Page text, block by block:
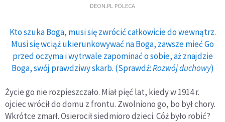
DEON.PL POLECA
Kto szuka Boga, musi się zwrócić całkowicie do wewnątrz.
Musi się wciąż ukierunkowywać na Boga, zawsze mieć Go
przed oczyma i wytrwale zapominać o sobie, aż znajdzie
Boga, swój prawdziwy skarb. (Sprawdź:Rozwój duchowy)
Życie go nie rozpieszczało. Miał pięć lat, kiedy w 1914 r.
ojciec wrócił do domu z frontu. Zwolniono go, bo był chory.
Wkrótce zmarł. Osierocił siedmioro dzieci. Cóż było robić?